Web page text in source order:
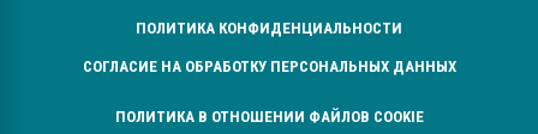
ПОЛИТИКА КОНФИДЕНЦИАЛЬНОСТИ
СОГЛАСИЕ НА ОБРАБОТКУ ПЕРСОНАЛЬНЫХ ДАННЫХ
ПОЛИТИКА В ОТНОШЕНИИ ФАЙЛОВ COOKIE